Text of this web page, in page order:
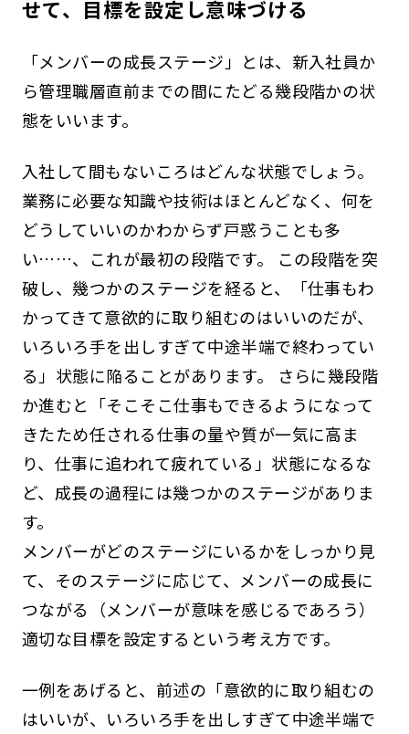
せて、目標を設定し意味づける
「メンバーの成長ステージ」とは、新入社員か
ら管理職層直前までの間にたどる幾段階かの状
態をいいます。
入社して間もないころはどんな状態でしょう。
業務に必要な知識や技術はほとんどなく、何を
どうしていいのかわからず戸惑うことも多
い……、これが最初の段階です。 この段階を突
破し、幾つかのステージを経ると、「仕事もわ
かってきて意欲的に取り組むのはいいのだが、
いろいろ手を出しすぎて中途半端で終わってい
る」状態に陥ることがあります。 さらに幾段階
か進むと「そこそこ仕事もできるようになって
きたため任される仕事の量や質が一気に高ま
り、仕事に追われて疲れている」状態になるな
ど、成長の過程には幾つかのステージがありま
す。
メンバーがどのステージにいるかをしっかり見
て、そのステージに応じて、メンバーの成長に
つながる（メンバーが意味を感じるであろう）
適切な目標を設定するという考え方です。
一例をあげると、前述の「意欲的に取り組むの
はいいが、いろいろ手を出しすぎて中途半端で